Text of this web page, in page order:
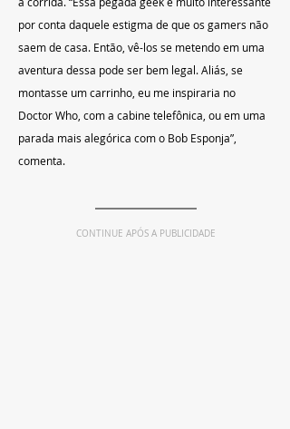
por conta daquele estigma de que os gamers não
saem de casa. Então, vê-los se metendo em uma
aventura dessa pode ser bem legal. Aliás, se
montasse um carrinho, eu me inspiraria no
Doctor Who, com a cabine telefônica, ou em uma
parada mais alegórica com o Bob Esponja”,
comenta.
CONTINUE APÓS A PUBLICIDADE